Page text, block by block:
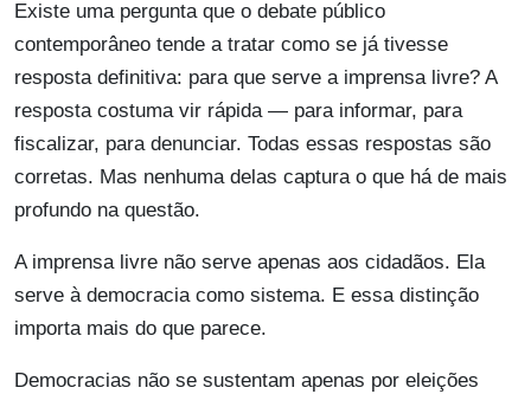
Existe uma pergunta que o debate público
contemporâneo tende a tratar como se já tivesse
resposta definitiva: para que serve a imprensa livre? A
resposta costuma vir rápida — para informar, para
fiscalizar, para denunciar. Todas essas respostas são
corretas. Mas nenhuma delas captura o que há de mais
profundo na questão.
A imprensa livre não serve apenas aos cidadãos. Ela
serve à democracia como sistema. E essa distinção
importa mais do que parece.
Democracias não se sustentam apenas por eleições